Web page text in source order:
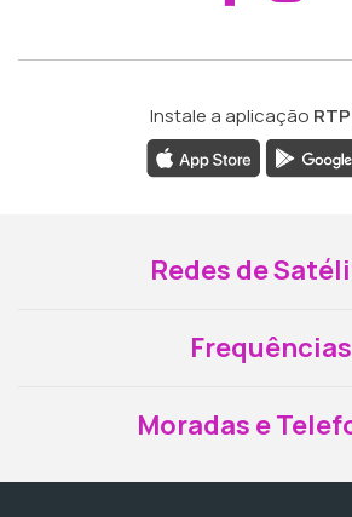
Instale a aplicação
Redes de
Frequências
Moradas e